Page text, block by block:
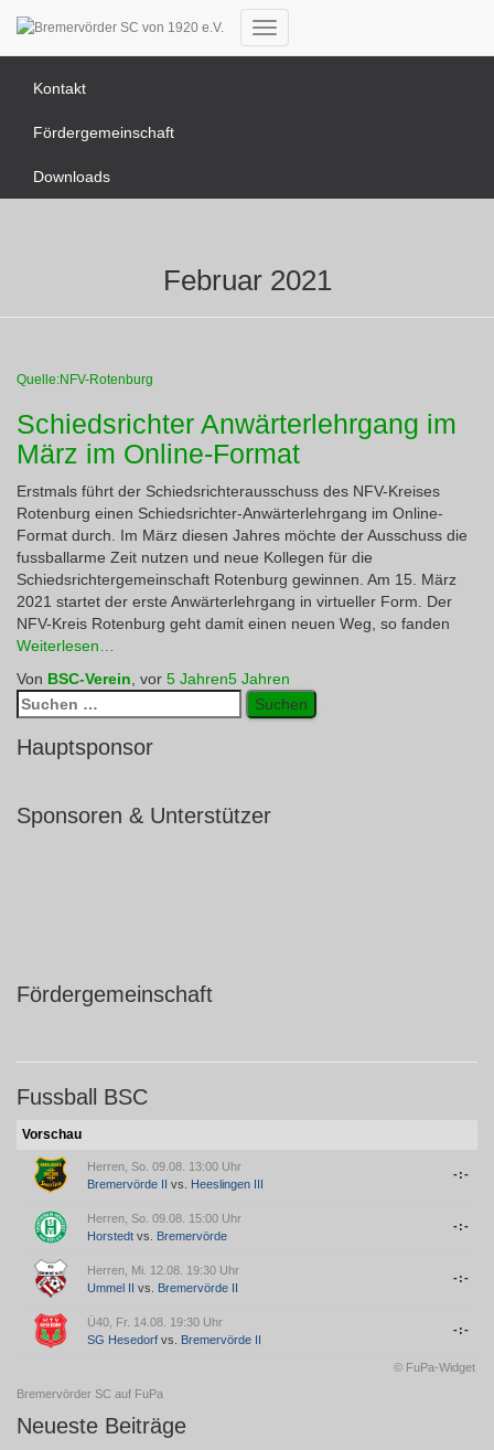
Kontakt
Fördergemeinschaft
Downloads
Navigation
Februar 2021
Quelle:NFV-Rotenburg
Schiedsrichter Anwärterlehrgang im
März im Online-Format
Erstmals führt der Schiedsrichterausschuss des NFV-Kreises
Rotenburg einen Schiedsrichter-Anwärterlehrgang im Online-
Format durch. Im März diesen Jahres möchte der Ausschuss die
fussballarme Zeit nutzen und neue Kollegen für die
Schiedsrichtergemeinschaft Rotenburg gewinnen. Am 15. März
2021 startet der erste Anwärterlehrgang in virtueller Form. Der
NFV-Kreis Rotenburg geht damit einen neuen Weg, so fanden
Weiterlesen…
Von BSC-Verein , vor 5 Jahren5 Jahren
Suchen
nach:
Hauptsponsor
Sponsoren & Unterstützer
Fördergemeinschaft
Fussball BSC
Vorschau
Herren, So. 09.08. 13:00 Uhr
Bremervörde II vs. Heeslingen III
-:-
Herren, So. 09.08. 15:00 Uhr
Horstedt vs. Bremervörde
-:-
Herren, Mi. 12.08. 19:30 Uhr
Ummel II vs. Bremervörde II
-:-
Ü40, Fr. 14.08. 19:30 Uhr
SG Hesedorf vs. Bremervörde II
-:-
© FuPa-Widget
Bremervörder SC auf FuPa
Neueste Beiträge